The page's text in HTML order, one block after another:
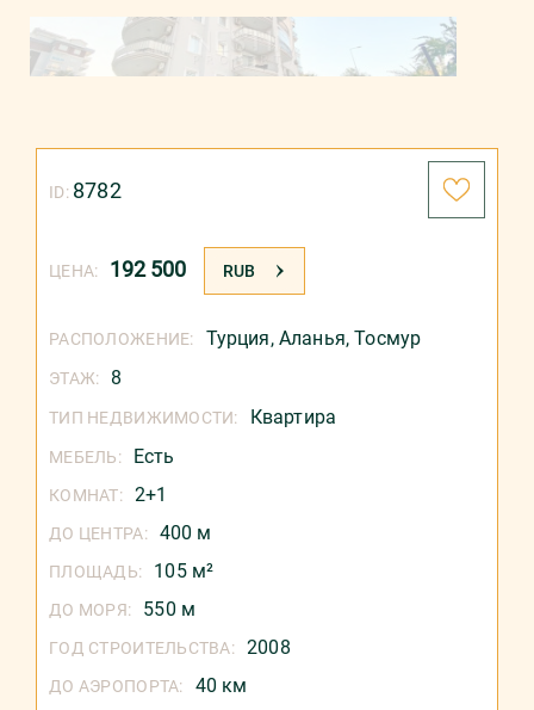
ЦЕНА: 192 500 RUB
ID: 8782
РАСПОЛОЖЕНИЕ: Турция, Аланья,Тосмур
ЭТАЖ: 8
ТИП НЕДВИЖИМОСТИ: Квартира
МЕБЕЛЬ: Есть
КОМНАТ: 2+1
ДО ЦЕНТРА: 400 м
ПЛОЩАДЬ: 105 м²
ДО МОРЯ: 550 м
ГОД СТРОИТЕЛЬСТВА: 2008
ДО АЭРОПОРТА: 40 км